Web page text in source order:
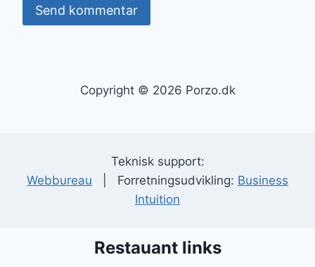
Copyright © 2026 Porzo.dk
Teknisk support:
Webbureau | Forretningsudvikling: Business
Intuition
Restauant links